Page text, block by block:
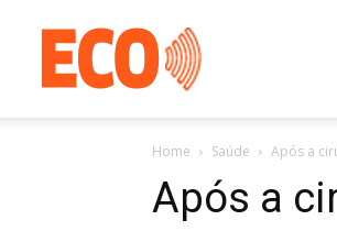
gratuito
com
circulação
Home Saúde Após a
Após a